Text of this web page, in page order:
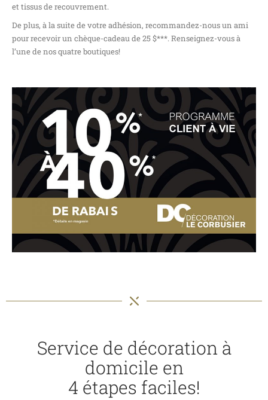
et tissus de recouvrement.
De plus, à la suite de votre adhésion, recommandez-nous un ami
pour recevoir un chèque-cadeau de 25 $***. Renseignez-vous à
l’une de nos quatre boutiques!
Service de décoration à
domicile en
4 étapes faciles!